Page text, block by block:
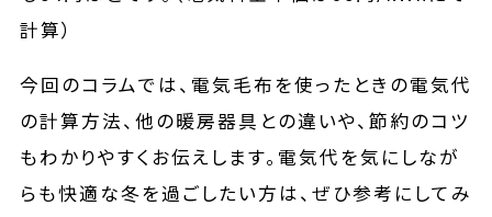
計算）
今回のコラムでは、電気毛布を使ったときの電気代
の計算方法、他の暖房器具との違いや、節約のコツ
もわかりやすくお伝えします。電気代を気にしなが
らも快適な冬を過ごしたい方は、ぜひ参考にしてみ